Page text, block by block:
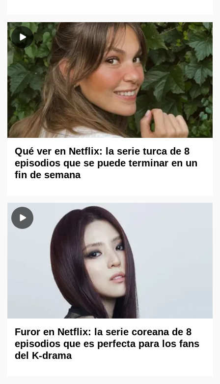
Qué ver en Netflix: la serie turca de 8
episodios que se puede terminar en un
fin de semana
Furor en Netflix: la serie coreana de 8
episodios que es perfecta para los fans
del K-drama